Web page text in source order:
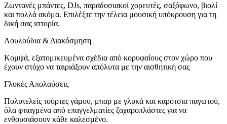
Ζωντανές μπάντες, DJs, παραδοσιακοί χορευτές, σαξόφωνο, βιολί
και πολλά ακόμα. Επιλέξτε την τέλεια μουσική υπόκρουση για τη
δική σας ιστορία.
Λουλούδια & Διακόσμηση
Κομψά, εξατομικευμένα σχέδια από κορυφαίους στον χώρο που
έχουν στόχο να ταιριάξουν απόλυτα με την αισθητική σας
Γλυκές Απολαύσεις
Πολυτελείς τούρτες γάμου, μπαρ με γλυκά και καρότσια παγωτού,
όλα φτιαγμένα από επαγγελματίες ζαχαροπλάστες για να
ενθουσιάσουν κάθε καλεσμένο.